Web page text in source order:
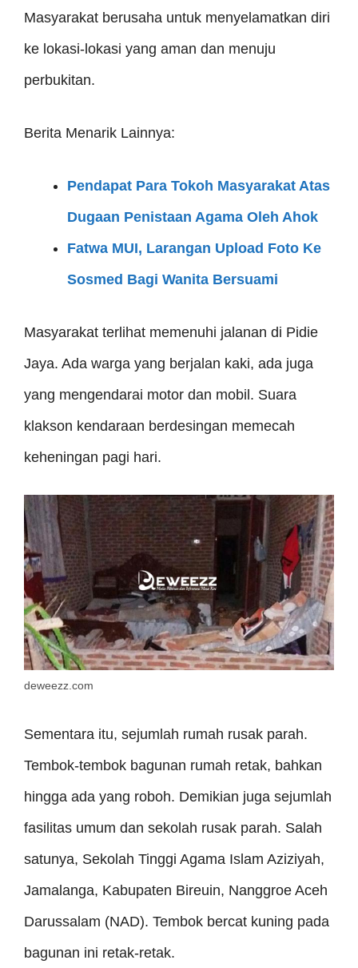
Masyarakat berusaha untuk menyelamatkan diri
ke lokasi-lokasi yang aman dan menuju
perbukitan.
Berita Menarik Lainnya:
Pendapat Para Tokoh Masyarakat Atas
Dugaan Penistaan Agama Oleh Ahok
Fatwa MUI, Larangan Upload Foto Ke
Sosmed Bagi Wanita Bersuami
Masyarakat terlihat memenuhi jalanan di Pidie
Jaya. Ada warga yang berjalan kaki, ada juga
yang mengendarai motor dan mobil. Suara
klakson kendaraan berdesingan memecah
keheningan pagi hari.
deweezz.com
Sementara itu, sejumlah rumah rusak parah.
Tembok-tembok bagunan rumah retak, bahkan
hingga ada yang roboh. Demikian juga sejumlah
fasilitas umum dan sekolah rusak parah. Salah
satunya, Sekolah Tinggi Agama Islam Aziziyah,
Jamalanga, Kabupaten Bireuin, Nanggroe Aceh
Darussalam (NAD). Tembok bercat kuning pada
bagunan ini retak-retak.